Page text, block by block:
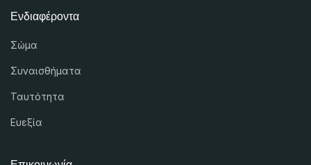
Ενδιαφέροντα
Σώμα
Συναισθήματα
Ταυτότητα
Ευεξία